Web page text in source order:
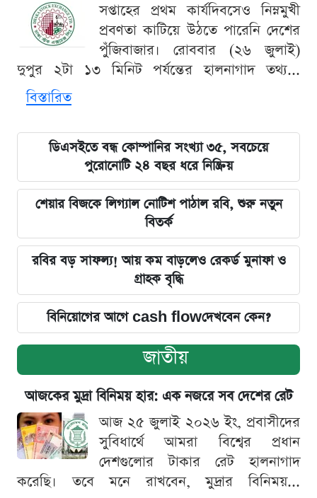
সপ্তাহের প্রথম কার্যদিবসেও নিম্নমুখী
প্রবণতা কাটিয়ে উঠতে পারেনি দেশের
পুঁজিবাজার। রোববার (২৬ জুলাই)
দুপুর ২টা ১৩ মিনিট পর্যন্তের হালনাগাদ তথ্য...
বিস্তারিত
ডিএসইতে বন্ধ কোম্পানির সংখ্যা ৩৫, সবচেয়ে
পুরোনোটি ২৪ বছর ধরে নিষ্ক্রিয়
শেয়ার বিজকে লিগ্যাল নোটিশ পাঠাল রবি, শুরু নতুন
বিতর্ক
রবির বড় সাফল্য! আয় কম বাড়লেও রেকর্ড মুনাফা ও
গ্রাহক বৃদ্ধি
বিনিয়োগের আগে cash flowদেখবেন কেন?
জাতীয়
আজকের মুদ্রা বিনিময় হার: এক নজরে সব দেশের রেট
আজ ২৫ জুলাই ২০২৬ ইং, প্রবাসীদের
সুবিধার্থে আমরা বিশ্বের প্রধান
দেশগুলোর টাকার রেট হালনাগাদ
করেছি। তবে মনে রাখবেন, মুদ্রার বিনিময়...